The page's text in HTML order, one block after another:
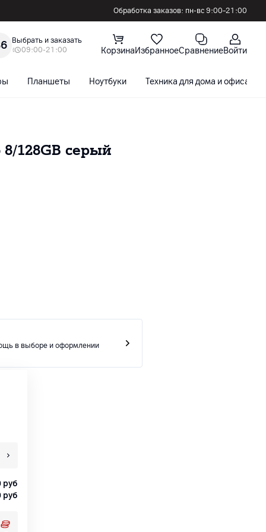
Обработка заказов: пн-вс 9:00–21:00
Выбрать и заказать
09:00-21:00
КорзинаИзбранноеСравнениеВойти
Планшеты Ноутбуки Техника для дома и офиса
128GB серый
в выборе и оформлении
руб
руб